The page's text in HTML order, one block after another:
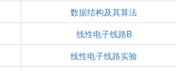
数据结构及其算法
线性电子线路B
线性电子线路实验